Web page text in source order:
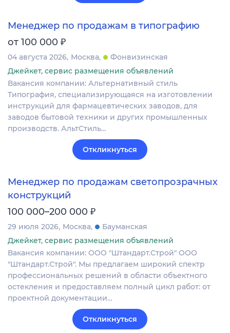
Менеджер по продажам в типографию
от 100 000 ₽
04 августа 2026 Москва
Фонвизинская
Джейкет, сервис размещения объявлений
Вакансия компании: Альтернативный стиль
Типография, специализирующаяся на изготовлении
инструкций для фармацевтических заводов, для
заводов бытовой техники и других промышленных
производств. АльтСтиль…
Откликнуться
Менеджер по продажам светопрозрачных
конструкций
100 000–200 000 ₽
29 июля 2026 Москва
Бауманская
Джейкет, сервис размещения объявлений
Вакансия компании: ООО "Штандарт.Строй" ООО
"Штандарт.Строй". Мы предлагаем широкий спектр
профессиональных решений в области объектного
остекления и предоставляем полный цикл работ: от
проектной документации…
Откликнуться